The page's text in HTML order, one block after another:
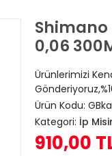
Shimano
0,06
Ürünlerimizi
Ürün Kodu:
Kategori: İp
910,00